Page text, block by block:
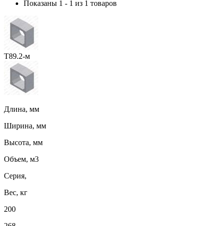
Показаны 1 - 1 из 1 товаров
Т89.2-м
Длина, мм
Ширина, мм
Высота, мм
Объем, м3
Серия,
Вес, кг
200